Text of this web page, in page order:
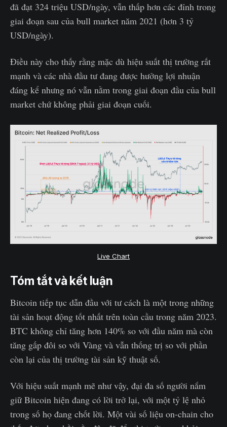
đã đạt 324 triệu USD/ngày, vẫn thấp hơn các đỉnh trong
giai đoạn sau của bull market năm 2021 (hơn 3 tỷ
USD/ngày).
Điều này cho thấy rằng mặc dù hiệu suất thị trường rất
mạnh và các nhà đầu tư đang được hưởng lợi nhuận
đáng kể nhưng nó vẫn nằm trong giai đoạn đầu của bull
market chứ không phải giai đoạn cuối.
Live Chart
Tóm tắt và kết luận
Bitcoin tiếp tục dẫn đầu với tư cách là một trong những
tài sản hoạt động tốt nhất trên toàn cầu trong năm 2023.
BTC không chỉ tăng hơn 140% so với đầu năm mà còn
tăng gấp đôi so với Vàng và vẫn thống trị so với phần
còn lại của thị trường tài sản kỹ thuật số.
Với hiệu suất mạnh mẽ như vậy, đại đa số người nắm
giữ Bitcoin hiện đang có lời trở lại, với một tỷ lệ nhỏ
trong số họ đang chốt lời. Một vài số liệu on-chain cho